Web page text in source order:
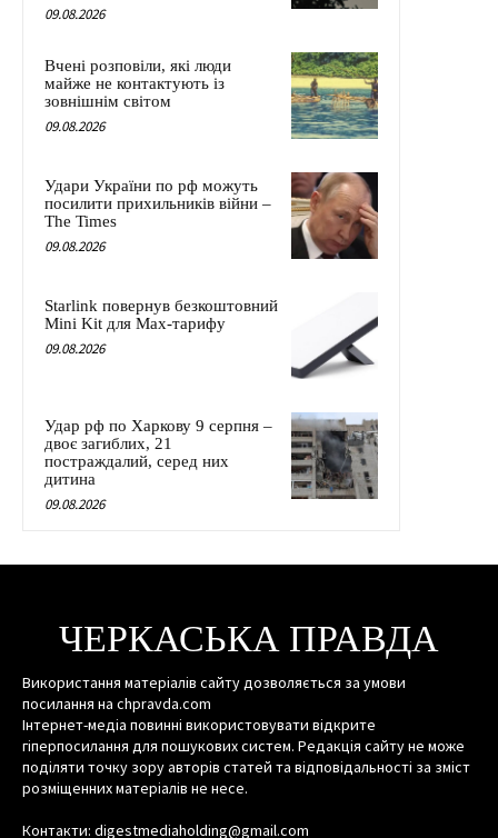
09.08.2026
Вчені розповіли, які люди
майже не контактують із
зовнішнім світом
09.08.2026
Удари України по рф можуть
посилити прихильників війни –
The Times
09.08.2026
Starlink повернув безкоштовний
Mini Kit для Max-тарифу
09.08.2026
Удар рф по Харкову 9 серпня –
двоє загиблих, 21
постраждалий, серед них
дитина
09.08.2026
ЧЕРКАСЬКА ПРАВДА
Використання матеріалів сайту дозволяється за умови
посилання на chpravda.com
Інтернет-медіа повинні використовувати відкрите
гіперпосилання для пошукових систем. Редакція сайту не може
поділяти точку зору авторів статей та відповідальності за зміст
розміщенних матеріалів не несе.
Контакти: digestmediaholding@gmail.com